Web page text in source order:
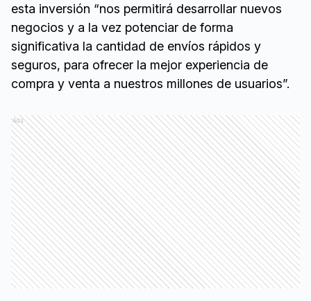
esta inversión “nos permitirá desarrollar nuevos
negocios y a la vez potenciar de forma
significativa la cantidad de envíos rápidos y
seguros, para ofrecer la mejor experiencia de
compra y venta a nuestros millones de usuarios”.
Ads